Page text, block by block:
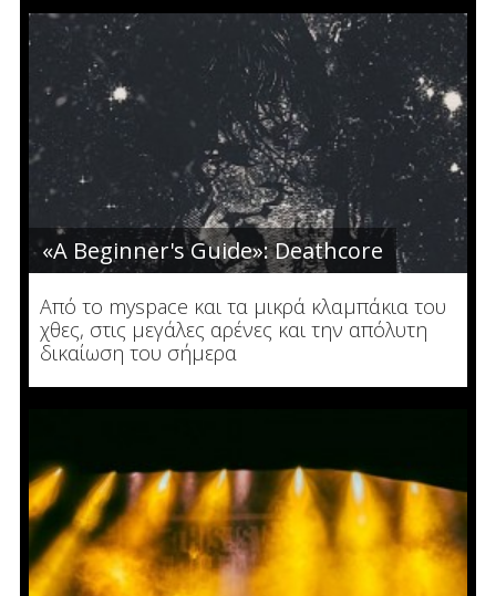
«A Beginner's Guide»: Deathcore
Από το myspace και τα μικρά κλαμπάκια του
χθες, στις μεγάλες αρένες και την απόλυτη
δικαίωση του σήμερα